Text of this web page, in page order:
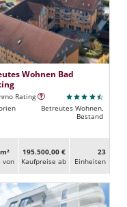
Wohnen Bad
Rating
Betreutes Wohnen,
Bestand
von
195.500,00 €
Kaufpreise ab
23
Ein­heiten